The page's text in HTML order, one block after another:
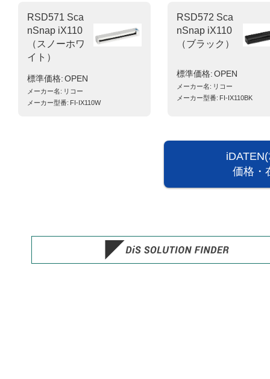
RSD571 Sca
nSnap iX110
（スノーホワ
イト）
標準価格 OPEN
メーカー名
リコー
メーカー型番 FI-IX110W
RSD572 Sca
nSnap iX110
（ブラック）
標準価格 OPEN
メーカー名
リコー
メーカー型番 FI-IX110BK
価格・